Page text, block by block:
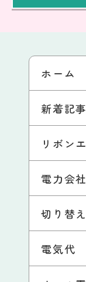
ホーム
新着記事
リボン
電力会社
切り替え
電気代